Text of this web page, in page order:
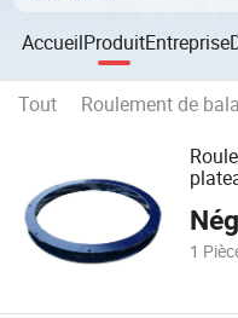
AccueilProduitEntreprise
Tout Roulement de
1